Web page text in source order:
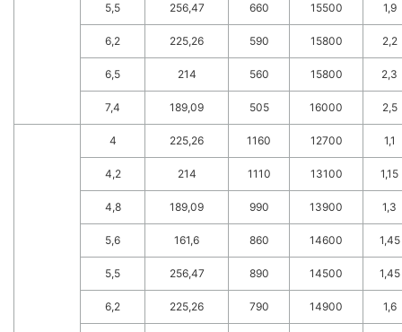
5,5 256,47 660 15500 1,9
6,2 225,26 590 15800 2,2
6,5 214 560 15800 2,3
7,4 189,09 505 16000 2,5
4 225,26 1160 12700 1,1
4,2 214 1110 13100 1,15
4,8 189,09 990 13900 1,3
5,6 161,6 860 14600 1,45
5,5 256,47 890 14500 1,45
6,2 225,26 790 14900 1,6